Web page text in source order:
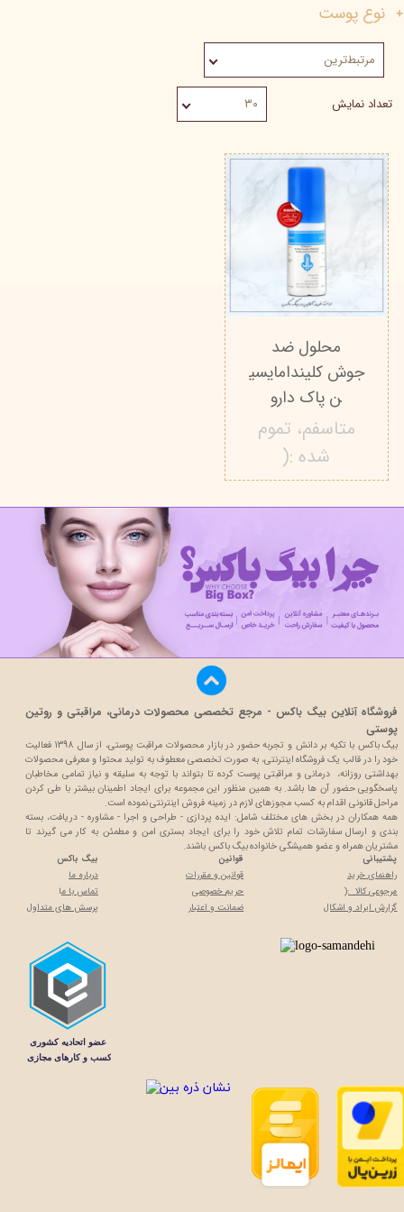
نوع پوست
مرتبط‌ترین
تعداد نمایش ۳۰
محلول ضد
جوش کلیندامایسی
ن پاک دارو
متاسفم، تموم
شده :(
پشتیبانی
راهنمای خرید
مرجوعی کالا :(
گزارش ایراد و اشکال
قوانین
قوانین و مقررات
حریم خصوصی
ضمانت و اعتبار
بیگ باکس
درباره ما
تماس با ما
پرسش های متداول
فروشگاه آنلاین بیگ باکس - مرجع تخصصی محصولات درمانی، مراقبتی و روتین
پوستی
بیگ باکس با تکیه بر دانش و تجربه حضور در بازار محصولات مراقبت پوستی، از سال 1398 فعالیت
خود را در قالب یک فروشگاه اینترنتی، به صورت تخصصی معطوف به تولید محتوا و معرفی محصولات
بهداشتی روزانه، درمانی و مراقبتی پوست کرده تا بتواند با توجه به سلیقه و نیاز تمامی مخاطبان
پاسخگویی حضور آن ها باشد. به همین منظور این مجموعه برای ایجاد اطمینان بیشتر با طی کردن
مراحل قانونی اقدام به کسب مجوزهای لازم در زمینه فروش اینترنتی نموده است.
همه همکاران در بخش های مختلف شامل: ایده پردازی - طراحی و اجرا - مشاوره - دریافت، بسته
بندی و ارسال سفارشات تمام تلاش خود را برای ایجاد بستری امن و مطمئن به کار می گیرند تا
مشتریان همراه و عضو همیشگی خانواده بیگ باکس باشند.